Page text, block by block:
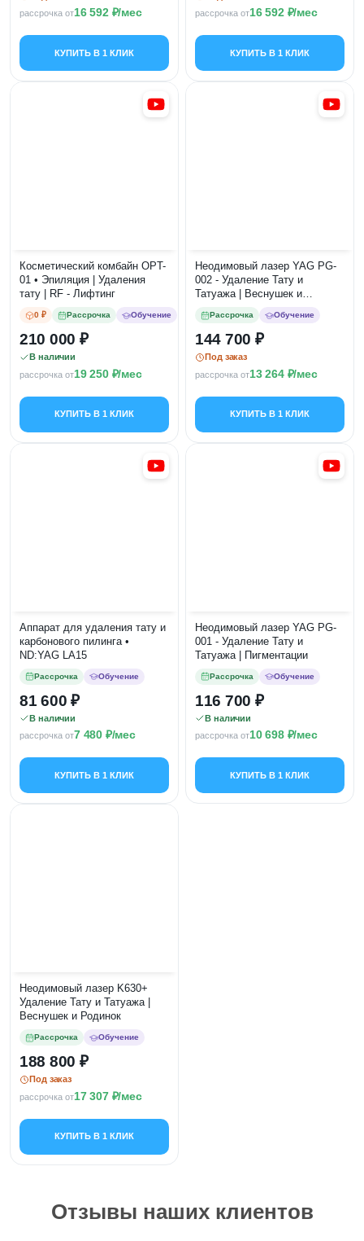
рассрочка от16 592 /мес
КУПИТЬ В 1 КЛИК
рассрочка от16 592 /мес
КУПИТЬ В 1 КЛИК
Косметический комбайн OPT-
01 • Эпиляция | Удаления
тату | RF - Лифтинг
0 ₽ Рассрочка Обучение
210 000
В наличии
рассрочка от19 250 /мес
КУПИТЬ В 1 КЛИК
Неодимовый лазер YAG PG-
002 - Удаление Тату и
Татуажа | Веснушек и
Рассрочка Обучение
144 700
Под заказ
рассрочка от13 264 /мес
КУПИТЬ В 1 КЛИК
Аппарат для удаления тату и
карбонового пилинга •
ND:YAG LA15
Рассрочка Обучение
81 600
В наличии
рассрочка от7 480 /мес
КУПИТЬ В 1 КЛИК
Неодимовый лазер YAG PG-
001 - Удаление Тату и
Татуажа | Пигментации
Рассрочка Обучение
116 700
В наличии
рассрочка от10 698 /мес
КУПИТЬ В 1 КЛИК
Неодимовый лазер K630+
Удаление Тату и Татуажа |
Веснушек и Родинок
Рассрочка Обучение
188 800
Под заказ
рассрочка от17 307 /мес
КУПИТЬ В 1 КЛИК
Отзывы наших клиентов